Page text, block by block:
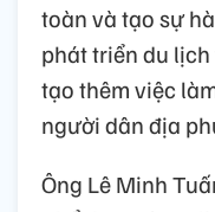
toàn và tạo sự
phát triển du
tạo thêm việc
người dân địa
Ông Lê Minh